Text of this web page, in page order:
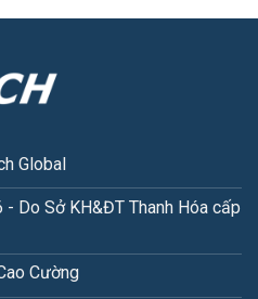
Global
Do Sở KH&ĐT Thanh Hóa cấp
Cường